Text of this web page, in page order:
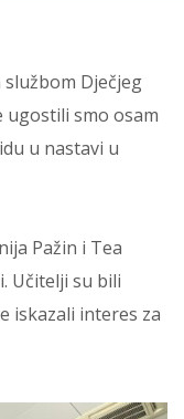
Dječjeg
ugostili smo osam
u nastavi u
Pažin i Tea
Učitelji su bili
iskazali interes za